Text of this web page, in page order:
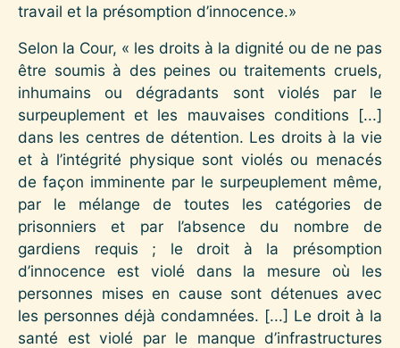
travail et la présomption d’innocence.»
Selon la Cour, « les droits à la dignité ou de ne pas
être soumis à des peines ou traitements cruels,
inhumains ou dégradants sont violés par le
surpeuplement et les mauvaises conditions [...]
dans les centres de détention. Les droits à la vie
et à l’intégrité physique sont violés ou menacés
de façon imminente par le surpeuplement même,
par le mélange de toutes les catégories de
prisonniers et par l’absence du nombre de
gardiens requis ; le droit à la présomption
d’innocence est violé dans la mesure où les
personnes mises en cause sont détenues avec
les personnes déjà condamnées. [...] Le droit à la
santé est violé par le manque d’infrastructures